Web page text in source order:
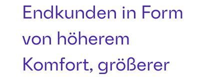
Endkunden in Form
von höherem
Komfort, größerer